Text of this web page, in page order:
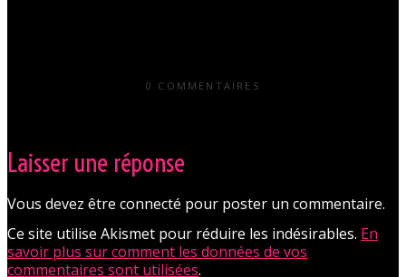
0 COMMENTAIRES
Laisser une réponse
Vous devez être connecté pour poster un commentaire.
Ce site utilise Akismet pour réduire les indésirables. En
savoir plus sur comment les données de vos
commentaires sont utilisées.